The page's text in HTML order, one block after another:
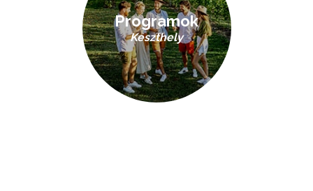
Programok
Keszthely